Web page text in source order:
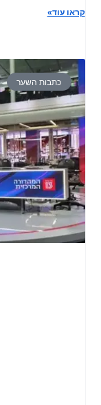
קראו עוד»
כתבות השער